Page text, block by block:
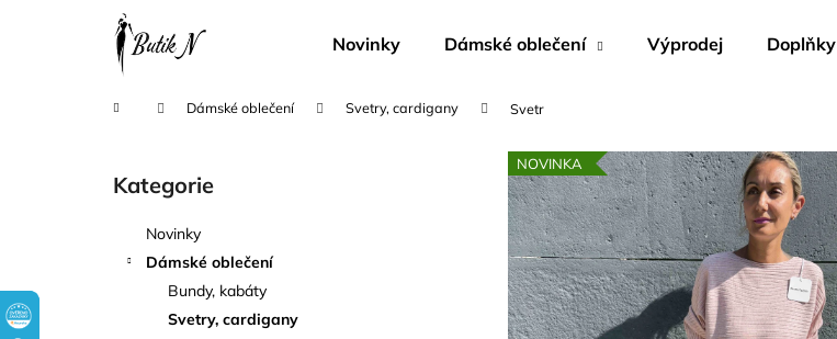
Novinky Dámské oblečení Výprodej Doplňky
Domů Dámské oblečení Svetry, cardigany Svetr
Přeskočit
kategorie
Kategorie
Novinky
Dámské oblečení
Bundy, kabáty
Svetry, cardigany
NOVINKA
Co potřebujete najít?
HLEDAT
Doporučujeme